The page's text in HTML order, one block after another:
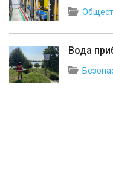
Вода